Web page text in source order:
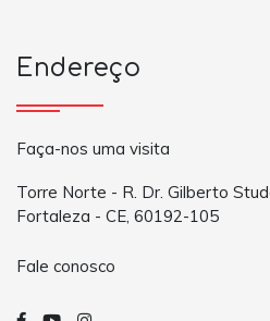
Endereço
Faça-nos uma visita
Torre Norte - R. Dr. Gilberto
Fortaleza - CE, 60192-105
Fale conosco